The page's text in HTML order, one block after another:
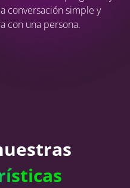
conversación simple y
con una persona.